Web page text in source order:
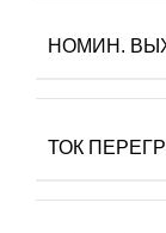
НОМИН.
ТОК